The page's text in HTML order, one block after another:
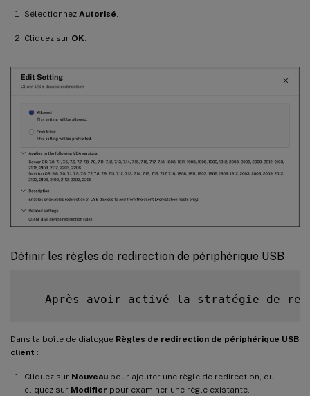
Sélectionnez Autorisé
Cliquez sur OK
Définir les règles de redirection de périphérique USB
-
Après avoir activé la stratégie de
Dans la boîte de dialogue Règles de redirection de périphérique USB
client :
Cliquez sur Nouveau pour ajouter une règle de redirection, ou
cliquez sur Modifier pour examiner une règle existante.